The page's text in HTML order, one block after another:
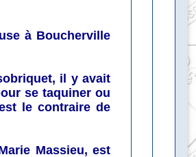
à Boucherville
il y avait
se taquiner ou
le contraire de
Massieu, est